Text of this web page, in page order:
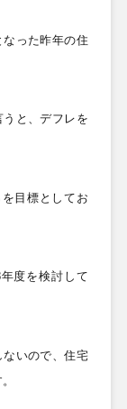
った昨年の住
と、デフレを
を目標としてお
年度を検討して
ないので、住宅